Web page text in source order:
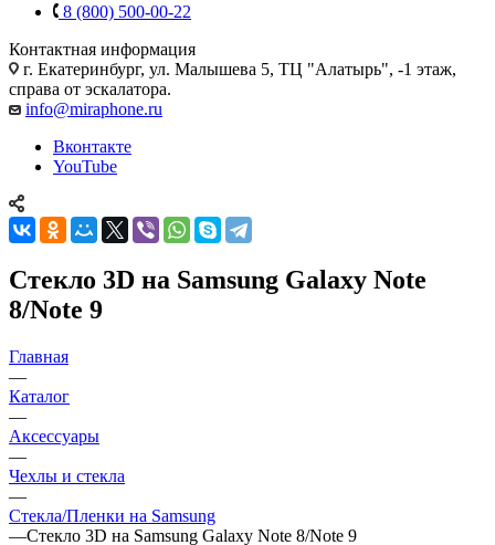
8 (800) 500-00-22
Контактная информация
г. Екатеринбург, ул. Малышева 5, ТЦ "Алатырь", -1 этаж,
справа от эскалатора.
info@miraphone.ru
Вконтакте
YouTube
Стекло 3D на Samsung Galaxy Note
8/Note 9
Главная
—
Каталог
—
Аксессуары
—
Чехлы и стекла
—
Стекла/Пленки на Samsung
—Стекло 3D на Samsung Galaxy Note 8/Note 9